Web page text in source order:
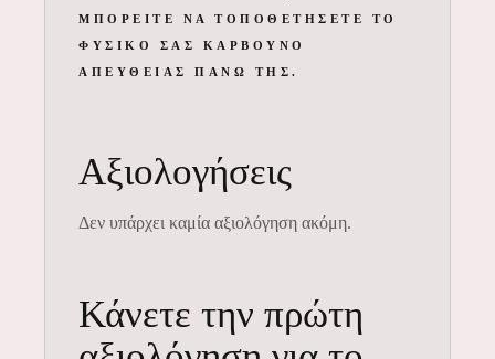
ΜΠΟΡΕΊΤΕ ΝΑ ΤΟΠΟΘΕΤΉΣΕΤΕ ΤΟ
ΦΥΣΙΚΌ ΣΑΣ ΚΆΡΒΟΥΝΟ
ΑΠΕΥΘΕΊΑΣ ΠΆΝΩ ΤΗΣ.
Αξιολογήσεις
Δεν υπάρχει καμία αξιολόγηση ακόμη.
Κάνετε την πρώτη